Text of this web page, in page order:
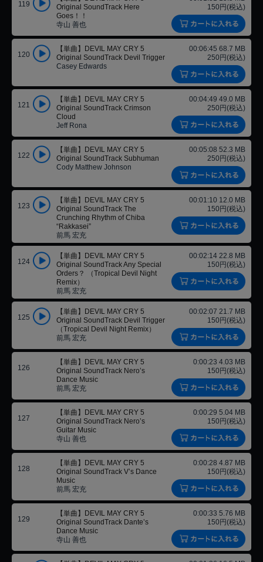
119
Original SoundTrack Here
Goes！！
寺山 善也
150円(税込)
120
【単曲】DEVIL MAY CRY 5
Original SoundTrack Devil Trigger
Casey Edwards
00:06:45 68.7 MB
250円(税込)
121
【単曲】DEVIL MAY CRY 5
Original SoundTrack Crimson
Cloud
Jeff Rona
00:04:49 49.0 MB
250円(税込)
122
【単曲】DEVIL MAY CRY 5
Original SoundTrack Subhuman
Cody Matthew Johnson
00:05:08 52.3 MB
250円(税込)
123
【単曲】DEVIL MAY CRY 5
Original SoundTrack The
Crunching Rhythm of Chiba
“Rakkasei”
前馬 宏充
00:01:10 12.0 MB
150円(税込)
124
【単曲】DEVIL MAY CRY 5
Original SoundTrack Any Special
Orders？ （Tropical Devil Night
Remix）
前馬 宏充
00:02:14 22.8 MB
150円(税込)
125
【単曲】DEVIL MAY CRY 5
Original SoundTrack Devil Trigger
（Tropical Devil Night Remix）
前馬 宏充
00:02:07 21.7 MB
150円(税込)
126
【単曲】DEVIL MAY CRY 5
Original SoundTrack Nero’s
Dance Music
前馬 宏充
0:00:23 4.03 MB
150円(税込)
127
【単曲】DEVIL MAY CRY 5
Original SoundTrack Nero’s
Guitar Music
寺山 善也
0:00:29 5.04 MB
150円(税込)
128
【単曲】DEVIL MAY CRY 5
Original SoundTrack V’s Dance
Music
前馬 宏充
0:00:28 4.87 MB
150円(税込)
129
【単曲】DEVIL MAY CRY 5
Original SoundTrack Dante’s
Dance Music
寺山 善也
0:00:33 5.76 MB
150円(税込)